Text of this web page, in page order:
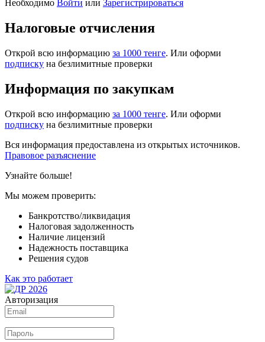
Необходимо Войти или Зарегистрироваться
Налоговые отчисления
Открой всю информацию за 1000 тенге. Или оформи
подписку на безлимитные проверки
Информация по закупкам
Открой всю информацию за 1000 тенге. Или оформи
подписку на безлимитные проверки
Вся информация предоставлена из открытых источников.
Правовое разъяснение
Узнайте больше!
Мы можем проверить:
Банкротство/ликвидация
Налоговая задолженность
Наличие лицензий
Надежность поставщика
Решения судов
Как это работает
Авторизация